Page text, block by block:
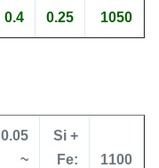
1050
0.25
0.4
1100
Si +
Fe:
0.05
~